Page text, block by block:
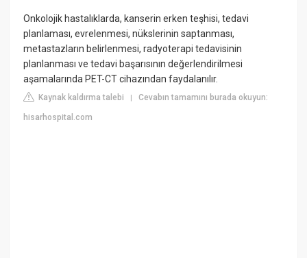
Onkolojik hastalıklarda, kanserin erken teşhisi, tedavi
planlaması, evrelenmesi, nükslerinin saptanması,
metastazların belirlenmesi, radyoterapi tedavisinin
planlanması ve tedavi başarısının değerlendirilmesi
aşamalarında PET-CT cihazından faydalanılır.
Kaynak kaldırma talebi |Cevabın tamamını burada okuyun:
hisarhospital.com